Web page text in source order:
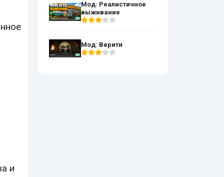
и
Мод: Реалистичное
выживание
Мод: Верити